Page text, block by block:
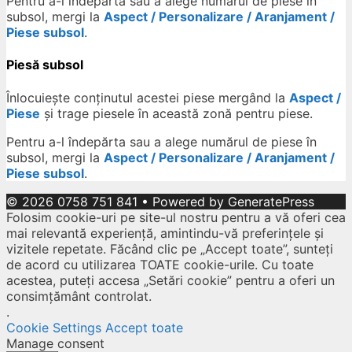
subsol, mergi la Aspect / Personalizare / Aranjament /
Piese subsol.
Piesă subsol
Înlocuiește conținutul acestei piese mergând la Aspect /
Piese și trage piesele în această zonă pentru piese.
Pentru a-l îndepărta sau a alege numărul de piese în
subsol, mergi la Aspect / Personalizare / Aranjament /
Piese subsol.
© 2026 0758 751 841 • Powered by GeneratePress
Folosim cookie-uri pe site-ul nostru pentru a vă oferi cea
mai relevantă experiență, amintindu-vă preferințele și
vizitele repetate. Făcând clic pe „Accept toate”, sunteți
de acord cu utilizarea TOATE cookie-urile. Cu toate
acestea, puteți accesa „Setări cookie” pentru a oferi un
consimțământ controlat.
.
Cookie Settings Accept toate
Manage consent